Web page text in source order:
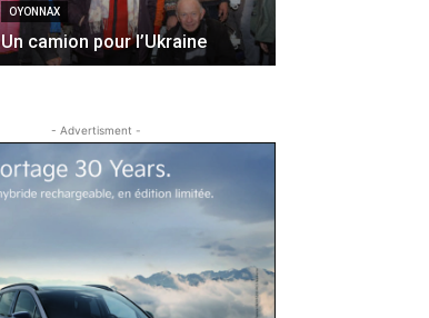
OYONNAX
Un camion pour l’Ukraine
- Advertisment -